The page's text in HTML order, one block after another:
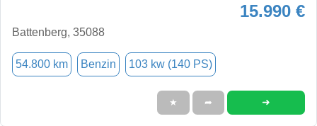
15.990 €
Battenberg, 35088
54.800 km Benzin 103 kw (140 PS)
★ ➦ ➜